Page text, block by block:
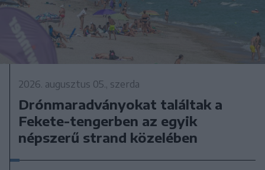
2026. augusztus 05., szerda
Drónmaradványokat találtak a
Fekete-tengerben az egyik
népszerű strand közelében